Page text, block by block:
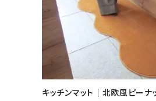
キッチンマット｜北欧風ピー